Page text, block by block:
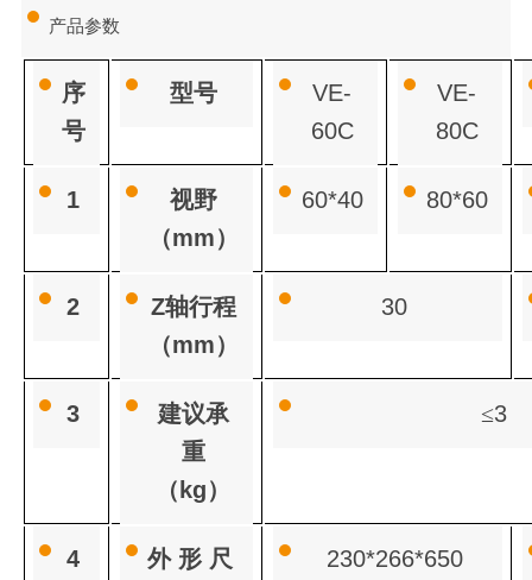
产品参数
序
号
型号
VE-
60C
VE-
80C
1
视野
（mm）
60*40 80*60
2 Z轴行程
（mm）
30
3
建议承
重
（ kg）
≤3
4
外形尺
230*266*650